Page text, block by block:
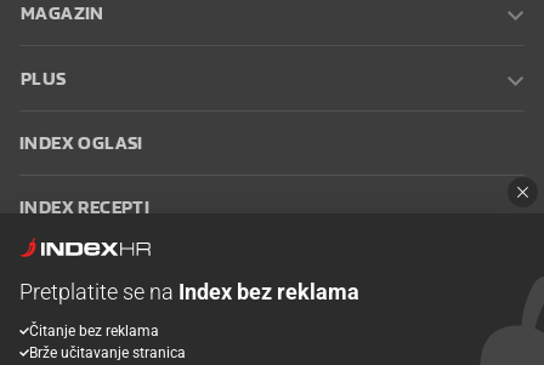
MAGAZIN
PLUS
INDEX OGLASI
INDEX RECEPTI
Oglašavanje Zaposli se na Indexu
korištenja
Postavke kolačića
Pretplatite se na Index bez reklama
Čitanje bez reklama
Brže učitavanje stranica